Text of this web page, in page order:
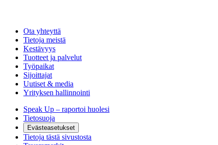
Ota yhteyttä
Tietoja meistä
Kestävyys
Tuotteet ja palvelut
Työpaikat
Sijoittajat
Uutiset & media
Yrityksen hallinnointi
Speak Up – raportoi huolesi
Tietosuoja
Evästeasetukset
Tietoja tästä sivustosta